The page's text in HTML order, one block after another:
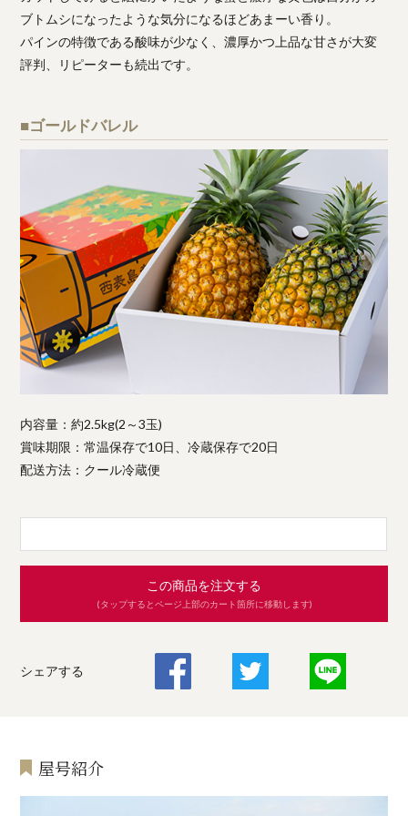
ブトムシになったような気分になるほどあまーい香り。
パインの特徴である酸味が少なく、濃厚かつ上品な甘さが大変
評判、リピーターも続出です。
■ゴールドバレル
内容量：約2.5kg(2～3玉)
賞味期限：常温保存で10日、冷蔵保存で20日
配送方法：クール冷蔵便
この商品を注文する
(タップするとページ上部のカート箇所に移動します)
シェアする
屋号紹介